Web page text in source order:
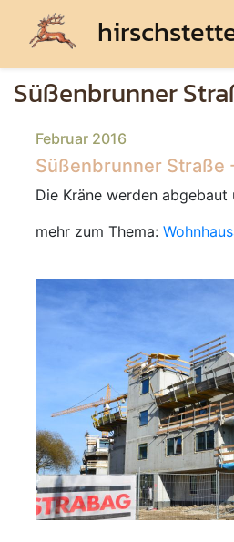
Süßenbrunner
Februar 2016
Süßenbrunner Straße
Die Kräne werden
mehr zum Thema: